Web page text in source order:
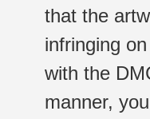
that the
infringing
with the
manner,